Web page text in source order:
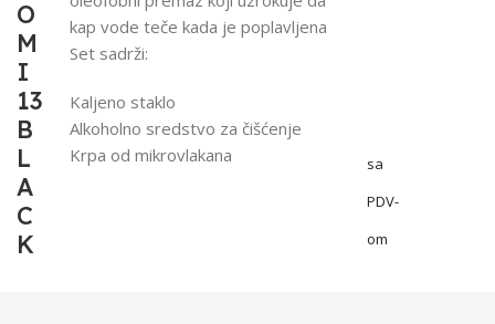
O
M
I
13
B
L
A
C
K
kap vode teče kada je poplavljena
Set sadrži:
Kaljeno staklo
Alkoholno sredstvo za čišćenje
Krpa od mikrovlakana
sa
PDV-
om